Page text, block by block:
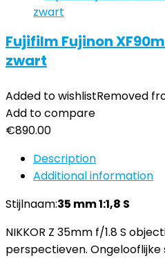
Fujifilm Fujinon
zwart
Added to wishlistRemoved
Add to compare
€890.00
Description
Additional information
Stijlnaam:35 mm 1:1,8 S
NIKKOR Z 35mm f/1.8 S
perspectieven.